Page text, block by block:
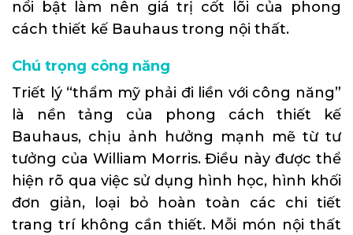
nổi bật làm nên giá trị cốt lõi của phong
cách thiết kế Bauhaus trong nội thất.
Chú trọng công năng
Triết lý “thẩm mỹ phải đi liền với công năng”
là nền tảng của phong cách thiết kế
Bauhaus, chịu ảnh hưởng mạnh mẽ từ tư
tưởng của William Morris. Điều này được thể
hiện rõ qua việc sử dụng hình học, hình khối
đơn giản, loại bỏ hoàn toàn các chi tiết
trang trí không cần thiết. Mỗi món nội thất